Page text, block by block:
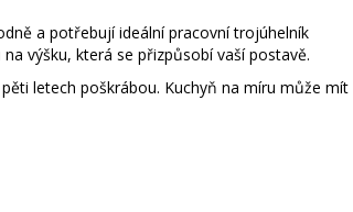
a potřebují ideální pracovní trojúhelník
výšku, která se přizpůsobí vaší postavě.
letech poškrábou. Kuchyň na míru může mít